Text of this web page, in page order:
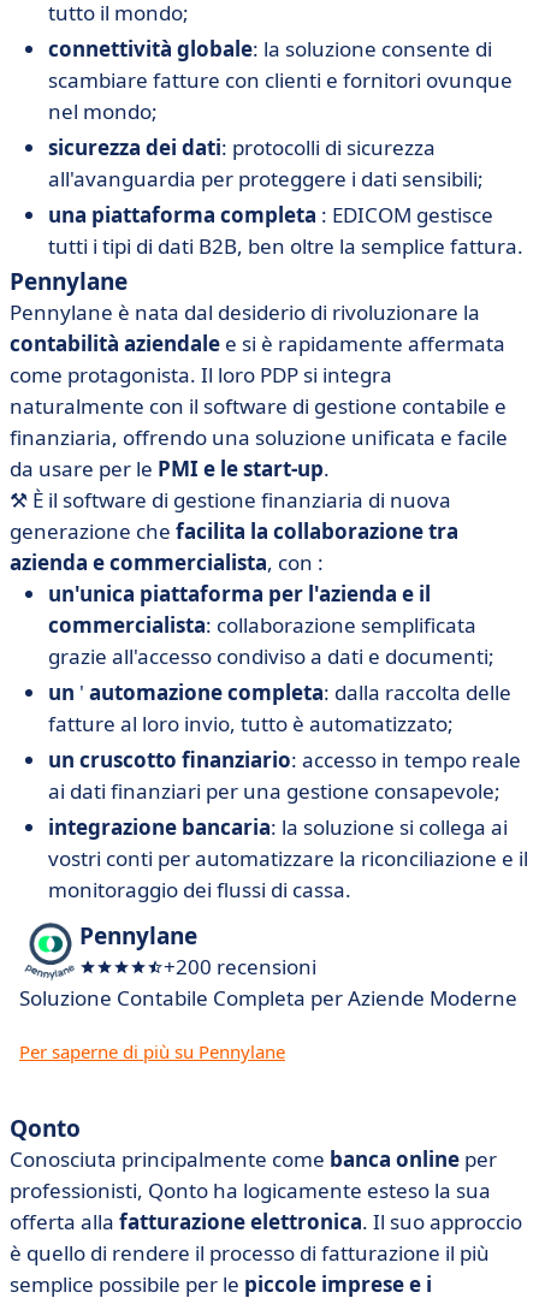
tutto il mondo;
connettività globale: la soluzione consente di
scambiare fatture con clienti e fornitori ovunque
nel mondo;
sicurezza dei dati: protocolli di sicurezza
all'avanguardia per proteggere i dati sensibili;
una piattaforma completa : EDICOM gestisce
tutti i tipi di dati B2B, ben oltre la semplice fattura.
Pennylane
Pennylane è nata dal desiderio di rivoluzionare la
contabilità aziendale e si è rapidamente affermata
come protagonista. Il loro PDP si integra
naturalmente con il software di gestione contabile e
finanziaria, offrendo una soluzione unificata e facile
da usare per le PMI e le start-up.
⚒️ È il software di gestione finanziaria di nuova
generazione che facilita la collaborazione tra
azienda e commercialista, con :
un'unica piattaforma per l'azienda e il
commercialista: collaborazione semplificata
grazie all'accesso condiviso a dati e documenti;
un ' automazione completa: dalla raccolta delle
fatture al loro invio, tutto è automatizzato;
un cruscotto finanziario: accesso in tempo reale
ai dati finanziari per una gestione consapevole;
integrazione bancaria: la soluzione si collega ai
vostri conti per automatizzare la riconciliazione e il
monitoraggio dei flussi di cassa.
Pennylane
+200 recensioni
Soluzione Contabile Completa per Aziende Moderne
Per saperne di più su Pennylane
Qonto
Conosciuta principalmente come banca online per
professionisti, Qonto ha logicamente esteso la sua
offerta alla fatturazione elettronica. Il suo approccio
è quello di rendere il processo di fatturazione il più
semplice possibile per le piccole imprese e i